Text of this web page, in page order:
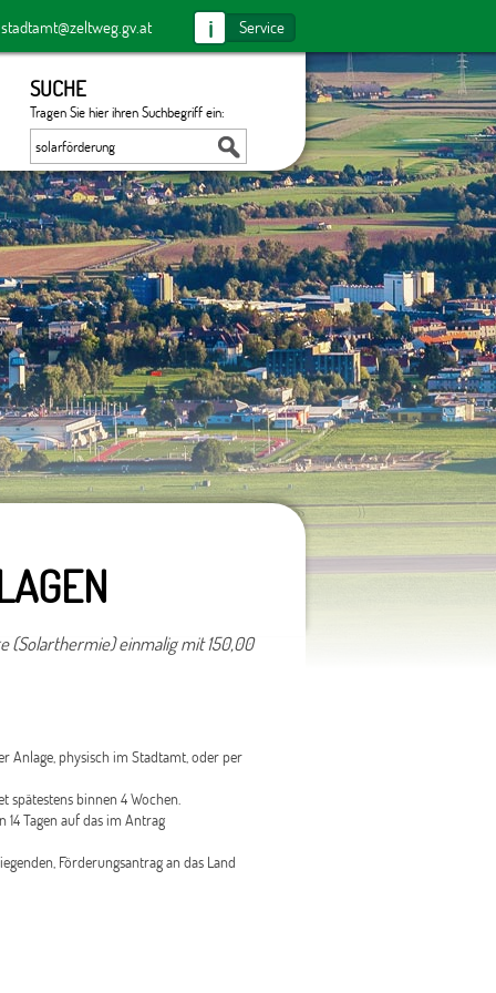
stadtamt@zeltweg.gv.at i Service
SUCHE
Tragen Sie hier ihren Suchbegriff ein:
(Solarthermie) einmalig mit 150,00
Anlage, physisch im Stadtamt, oder per
spätestens binnen 4 Wochen.
Tagen auf das im Antrag
Förderungsantrag an das Land